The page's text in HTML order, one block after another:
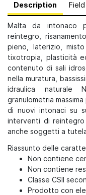
Description
Malta da intonaco
reintegro,
pieno, laterizio,
tixotropia, plasticità
contenuto di sali
nella muratura,
idraulica naturale
granulometria
di nuovi intonaci su
interventi di
anche soggetti a
Riassunto delle
Non contiene
Non contiene
Classe CSII
Prodotto con